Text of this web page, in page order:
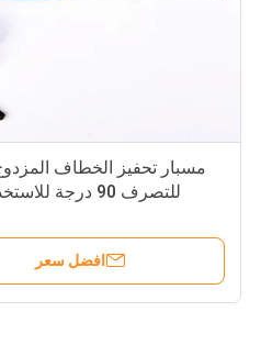
مسبار تحفيز الخطاف
للتصرف 90 درجة
افضل سعر